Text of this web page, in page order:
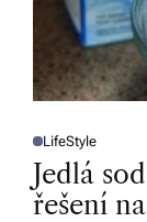
P
O
T
E
D
LifeStyle
Jedlá
řešení